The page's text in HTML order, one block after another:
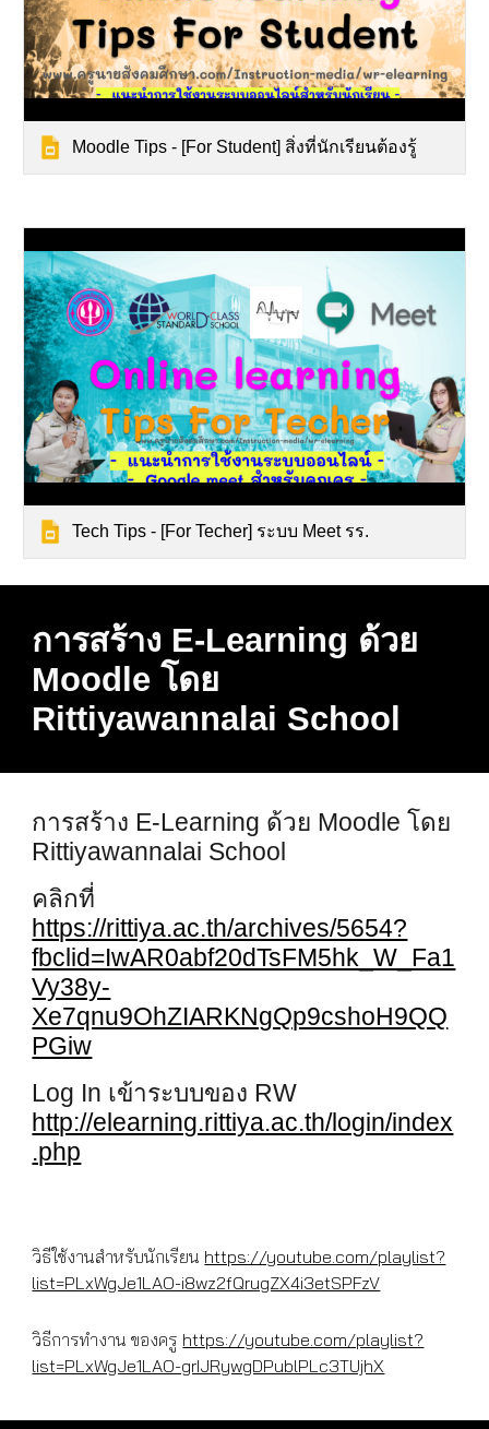
Moodle Tips - [For Student] สิ่งที่นักเรียนต้องรู้
Tech Tips - [For Techer] ระบบ Meet รร.
การสร้าง E-Learning ด้วย
Moodle โดย
Rittiyawannalai School
การสร้าง E-Learning ด้วย Moodle โดย
Rittiyawannalai School
คลิกที่
https://rittiya.ac.th/archives/5654?
fbclid=IwAR0abf20dTsFM5hk_W_Fa1
Vy38y-
Xe7qnu9OhZIARKNgQp9cshoH9QQ
PGiw
Log In เข้าระบบของ RW
http://elearning.rittiya.ac.th/login/index
.php
วิธีใช้งานสำหรับนักเรียน https://youtube.com/playlist?
list=PLxWgJe1LAO-i8wz2fQrugZX4i3etSPFzV
วิธีการทำงาน ของครู https://youtube.com/playlist?
list=PLxWgJe1LAO-grIJRywgDPublPLc3TUjhX